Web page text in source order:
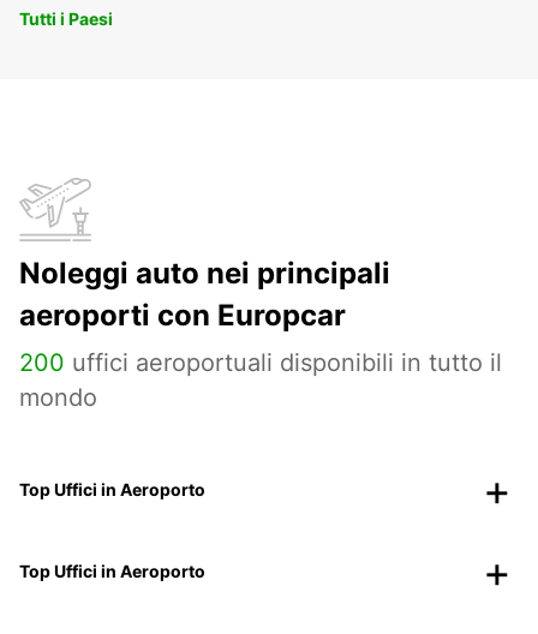
Tutti i Paesi
Noleggi auto nei principali
aeroporti con Europcar
200 uffici aeroportuali disponibili in tutto il
mondo
Top Uffici in Aeroporto
Top Uffici in Aeroporto